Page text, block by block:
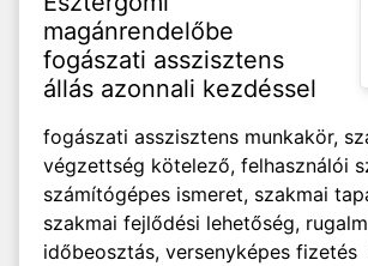
magánrendelőbe
fogászati asszisztens
állás azonnali kezdéssel
fogászati asszisztens munkakör,
végzettség kötelező, felhasználói
számítógépes ismeret, szakmai
szakmai fejlődési lehetőség,
időbeosztás, versenyképes fizetés